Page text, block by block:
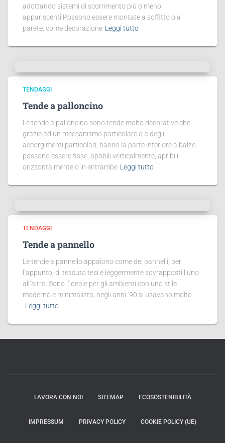
adottando sistemi di scorrimento più o meno
appariscenti.Possono essere montate a soffitto o a
parete, come decorazione Leggi tutto
TENDAGGI
Tende a palloncino
Le tende a palloncino sono tende molto decorative che
grazie ad un meccanismo particolare o a degli
accorgimenti particolari, hanno la parte inferiore a balze,
possono essere fisse, apribili verticalmente, apribili
orizzontalmente o in entrambe Leggi tutto
TENDAGGI
Tende a pannello
Le tende a pannello appaiono come dei pannelli, per
l’appunto, di tessuto tesi e leggermente sovrapposti l’uno
all’altro. Sono l’ideale per gli ambienti con uno stile
moderno e minimalista, negli anni ’90 si usavano molto
Leggi tutto
LAVORA CON NOI SITEMAP ECOSOSTENIBILITÀ
IMPRESSUM PRIVACY POLICY COOKIE POLICY (UE)